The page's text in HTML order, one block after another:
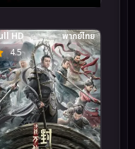
4.5
HD พากย์ไทย